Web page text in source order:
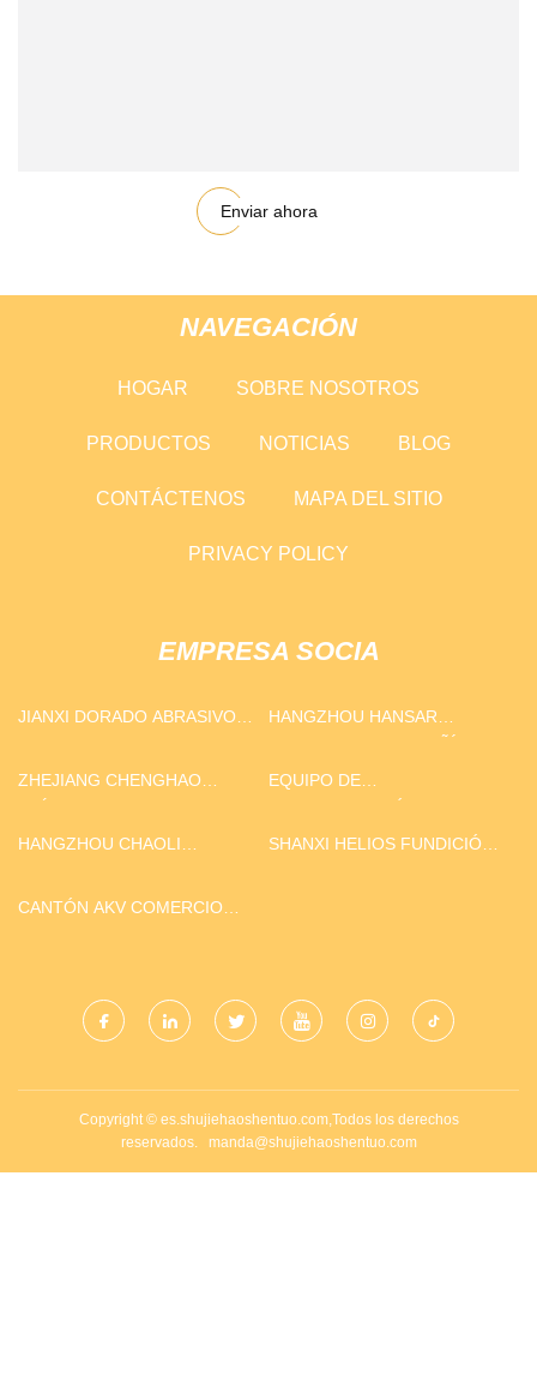
Enviar ahora
NAVEGACIÓN
HOGAR SOBRE NOSOTROS
PRODUCTOS NOTICIAS BLOG
CONTÁCTENOS MAPA DEL SITIO
PRIVACY POLICY
EMPRESA SOCIA
JIANXI DORADO ABRASIVOS
HANGZHOU HANSAR
LIMITADO
ZHEJIANG CHENGHAO
EQUIPO DE
DE HUBEI LIRUITE
HANGZHOU CHAOLI
LIMITADO.
SHANXI HELIOS FUNDICIÓN
CANTÓN AKV COMERCIO
Copyright © es.shujiehaoshentuo.com,Todos los derechos
reservados. manda@shujiehaoshentuo.com